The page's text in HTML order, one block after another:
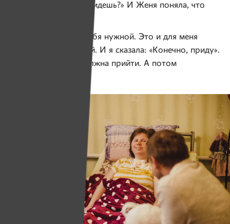
спросила: «Ты еще придешь?» И Женя поняла, что
— Я почувствовала себя нужной. Это и для меня
важно — быть нужной. И я сказала: «Конечно, приду».
А раз пообещала, должна прийти. А потом